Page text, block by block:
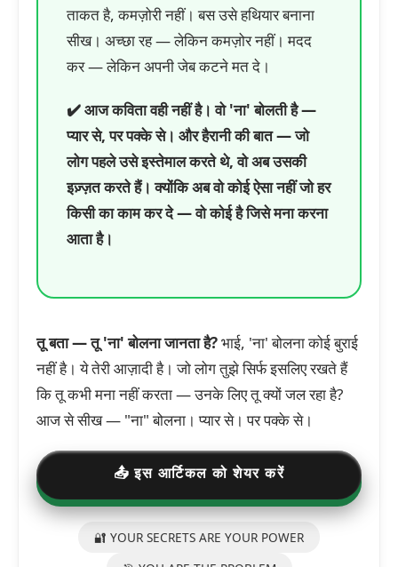
ताकत है, कमज़ोरी नहीं। बस उसे हथियार बनाना
सीख। अच्छा रह — लेकिन कमज़ोर नहीं। मदद
कर — लेकिन अपनी जेब कटने मत दे।
✔️ आज कविता वही नहीं है। वो 'ना' बोलती है —
प्यार से, पर पक्के से। और हैरानी की बात — जो
लोग पहले उसे इस्तेमाल करते थे, वो अब उसकी
इज़्ज़त करते हैं। क्योंकि अब वो कोई ऐसा नहीं जो हर
किसी का काम कर दे — वो कोई है जिसे मना करना
आता है।
तू बता — तू 'ना' बोलना जानता है?भाई, 'ना' बोलना कोई बुराई
नहीं है। ये तेरी आज़ादी है। जो लोग तुझे सिर्फ इसलिए रखते हैं
कि तू कभी मना नहीं करता — उनके लिए तू क्यों जल रहा है?
आज से सीख — "ना" बोलना। प्यार से। पर पक्के से।
📤 इस आर्टिकल को शेयर करें
🔐 YOUR SECRETS ARE YOUR POWER